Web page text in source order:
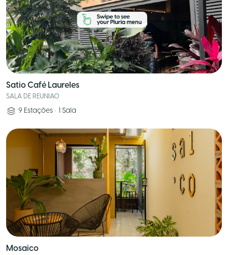
Satio Café Laureles
SALA DE REUNIAO
9 Estações • 1 Sala
Mosaico